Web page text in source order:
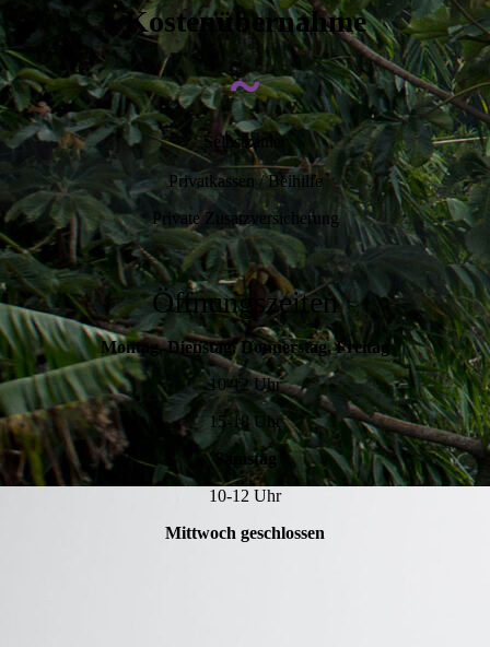
Kostenübernahme
~
Selbstzahler
Privatkassen / Beihilfe
Private Zusatzversicherung
Öffnungszeiten
Montag, Dienstag, Donnerstag, Freitag
10-12 Uhr
15-18 Uhr
Samstag
10-12 Uhr
Mittwoch geschlossen